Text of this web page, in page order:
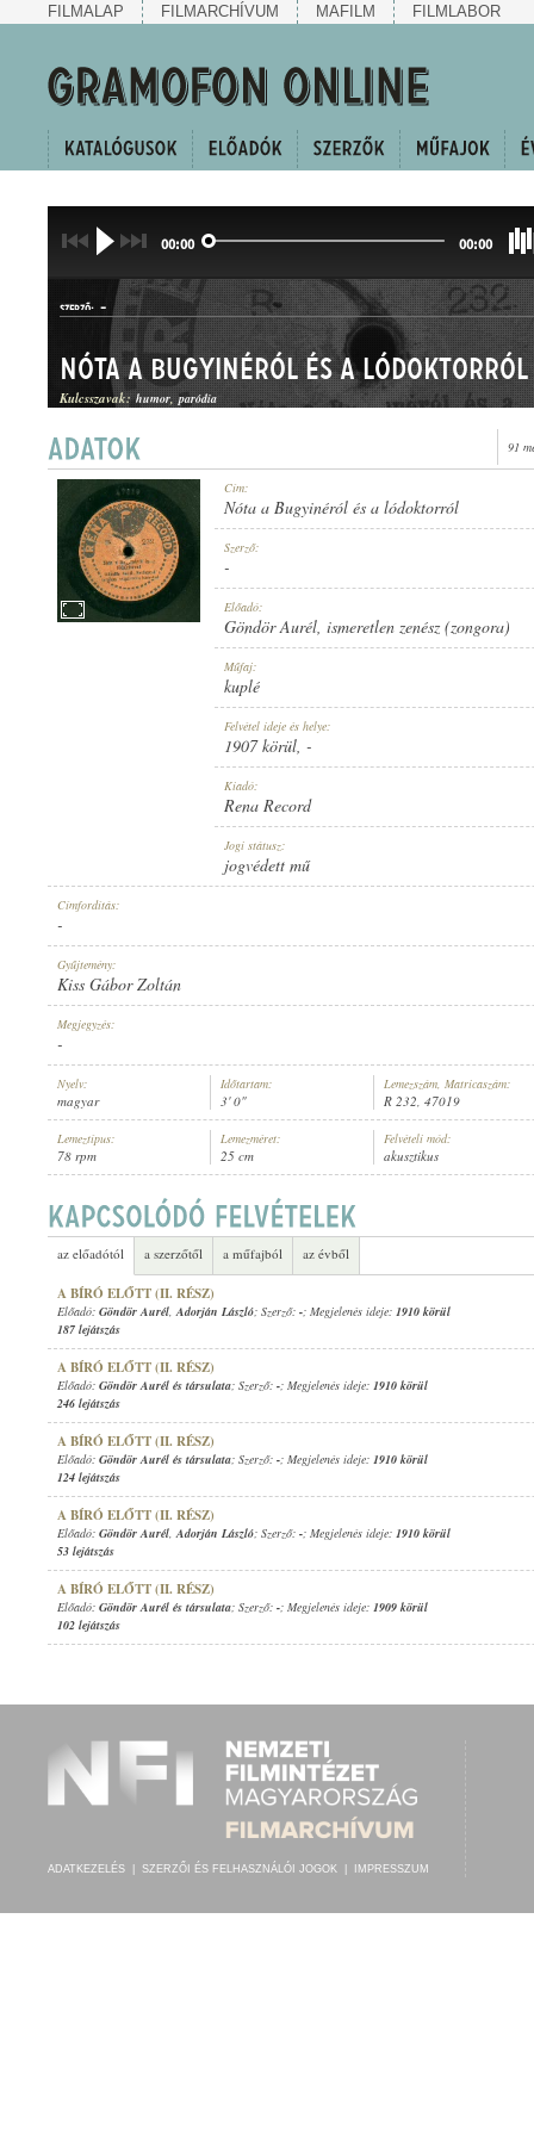
FILMALAP FILMARCHÍVUM MAFILM FILMLABOR
00:00 00:00
GÖNDÖR AURÉL ISMERETLEN ZENÉSZ (ZONGORA)
SZERZŐ: -
KUPLÉ
LEMEZSZÁM:
Nóta a Bugyinéról és a lódoktorról
Kulcsszavak: humor paródia
91
Cím:
Nóta a Bugyinéról és a lódoktorról
Szerző:
-
Előadó:
Göndör Aurél, ismeretlen zenész (zongora)
Műfaj:
kuplé
Felvétel ideje és helye:
1907 körül, -
Kiadó:
Rena Record
Jogi státusz:
jogvédett mű
Címfordítás:
-
Gyűjtemény:
Kiss Gábor Zoltán
Megjegyzés:
-
Nyelv:
magyar
Időtartam:
3' 0"
Lemezszám, Matricaszám:
R 232, 47019
Lemeztípus:
78 rpm
Lemezméret:
25 cm
Felvételi mód:
akusztikus
az előadótól a szerzőtől a műfajból az évből
A BÍRÓ ELŐTT (II. RÉSZ)
Előadó: Göndör Aurél,Adorján László; Szerző: -; Megjelenés ideje: 1910 körül
187 lejátszás
A BÍRÓ ELŐTT (II. RÉSZ)
Előadó: Göndör Aurél és társulata; Szerző: -; Megjelenés ideje: 1910 körül
246 lejátszás
A BÍRÓ ELŐTT (II. RÉSZ)
Előadó: Göndör Aurél és társulata; Szerző: -; Megjelenés ideje: 1910 körül
124 lejátszás
A BÍRÓ ELŐTT (II. RÉSZ)
Előadó: Göndör Aurél,Adorján László; Szerző: -; Megjelenés ideje: 1910 körül
53 lejátszás
A BÍRÓ ELŐTT (II. RÉSZ)
Előadó: Göndör Aurél és társulata; Szerző: -; Megjelenés ideje: 1909 körül
102 lejátszás
ADATKEZELÉS SZERZŐI ÉS FELHASZNÁLÓI JOGOK IMPRESSZUM